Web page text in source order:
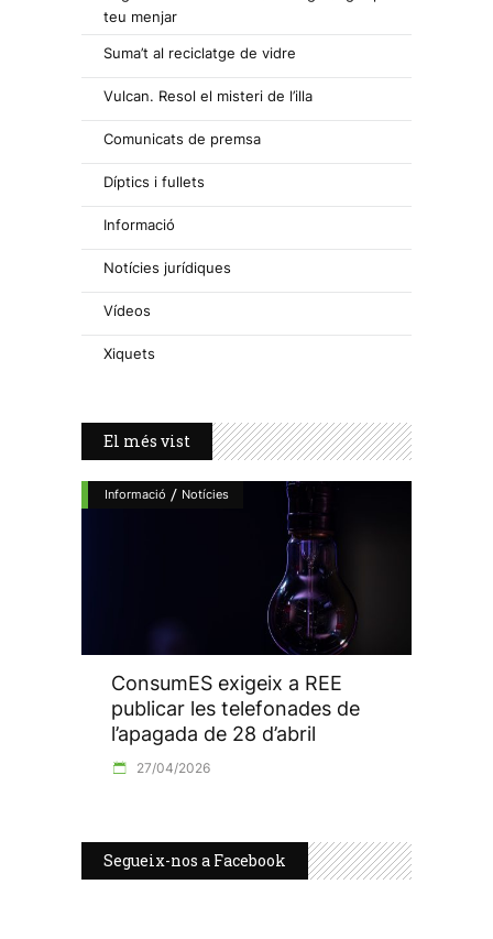
teu menjar
Suma’t al reciclatge de vidre
Vulcan. Resol el misteri de l’illa
Comunicats de premsa
Díptics i fullets
Informació
Notícies jurídiques
Vídeos
Xiquets
El més vist
Informació / Notícies
ConsumES exigeix a REE
publicar les telefonades de
l’apagada de 28 d’abril
27/04/2026
Segueix-nos a Facebook